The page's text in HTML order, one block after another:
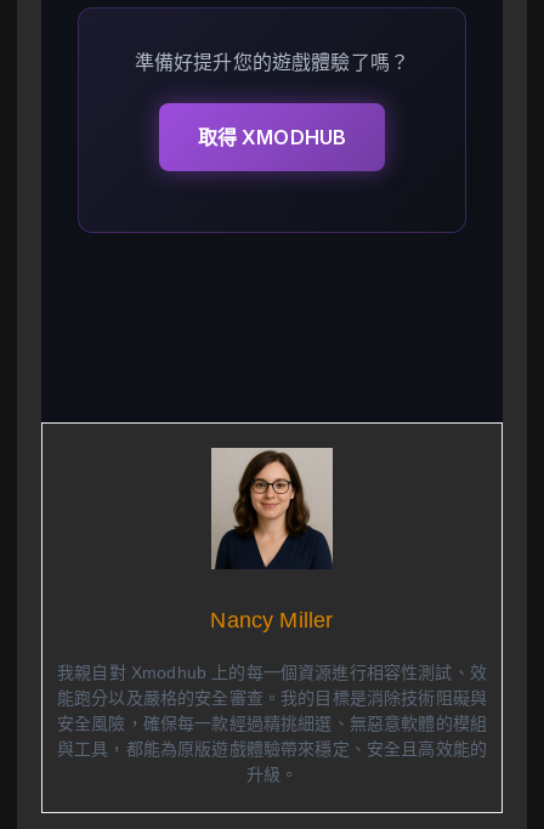
準備好提升您的遊戲體驗了嗎？
取得 XMODHUB
Nancy Miller
我親自對 Xmodhub 上的每一個資源進行相容性測試、效
能跑分以及嚴格的安全審查。我的目標是消除技術阻礙與
安全風險，確保每一款經過精挑細選、無惡意軟體的模組
與工具，都能為原版遊戲體驗帶來穩定、安全且高效能的
升級。